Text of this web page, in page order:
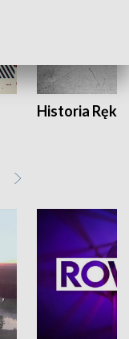
Historia Ręką